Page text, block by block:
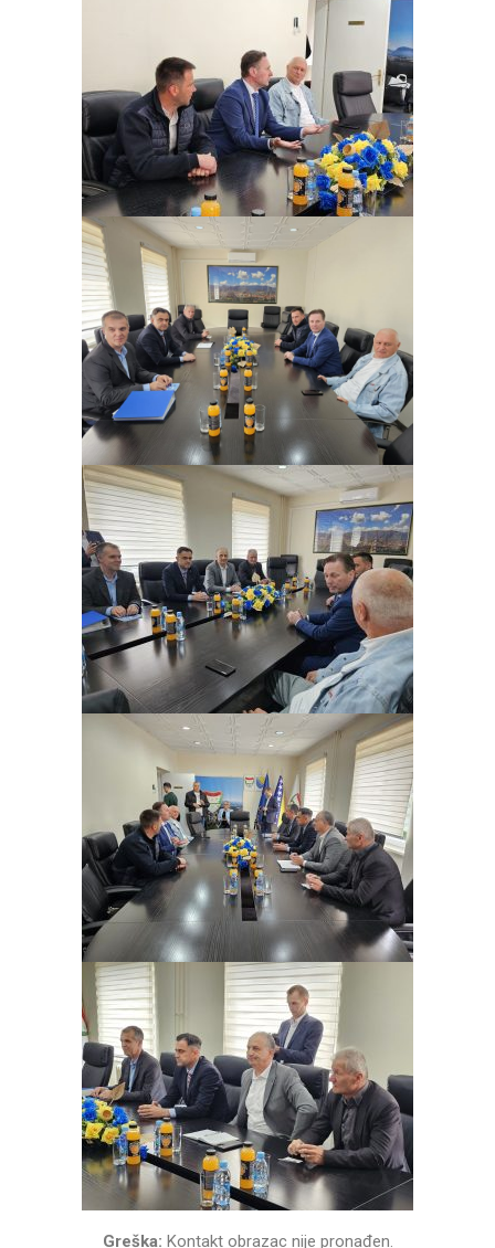
Greška: Kontakt obrazac nije pronađen.